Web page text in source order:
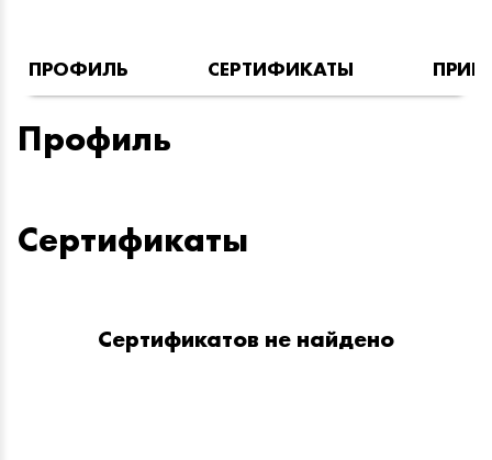
ПРОФИЛЬ СЕРТИФИКАТЫ
Профиль
Сертификаты
Сертификатов не найдено